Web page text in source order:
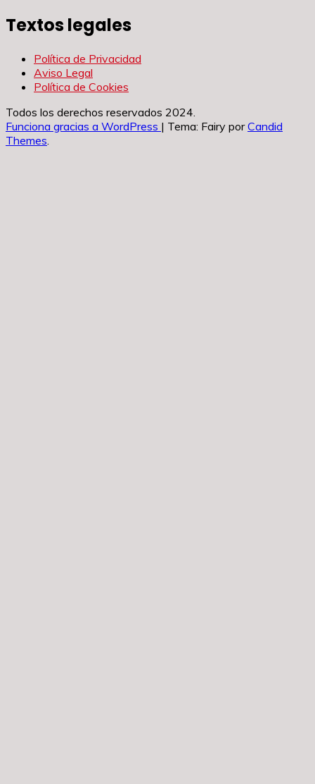
Textos legales
Política de Privacidad
Aviso Legal
Política de Cookies
Todos los derechos reservados 2024.
Funciona gracias a WordPress | Tema: Fairy porCandid
Themes.